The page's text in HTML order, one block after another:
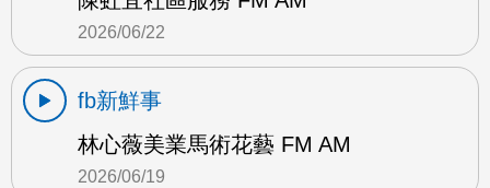
2026/06/22
fb新鮮事
林心薇美業馬術花藝 FM AM
2026/06/19